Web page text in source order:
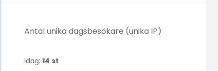
Antal unika dagsbesökare (unika IP)
Idag: 14 st